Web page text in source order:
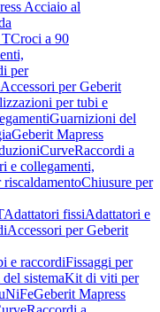
Acciaio al
TCroci a 90
per
Accessori per Geberit
per tubi e
Guarnizioni del
Geberit Mapress
CurveRaccordi a
e collegamenti,
Chiusure per
Adattatori fissiAdattatori e
Accessori per Geberit
e raccordiFissaggi per
sistemaKit di viti per
Geberit Mapress